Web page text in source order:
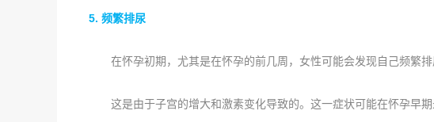
5. 频繁排尿
在怀孕初期，尤其是在怀孕的前几周，女性可能会发现自己频繁排
这是由于子宫的增大和激素变化导致的。这一症状可能在怀孕早